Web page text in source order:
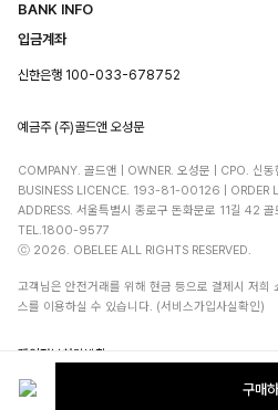
구매
BANK INFO
입금계좌
신한은행 100-033-678752
예금주 (주)골드앤 오성문
COMPANY. 골드앤 | OWNER. 오성문 | CPO. 신동
BUSINESS LICENCE. 193-81-00126 | ORDER
ADDRESS. 서울특별시 종로구 돈화문로 11길 42
TEL.1800-9577
ⓒ 2026. OBELEE ALL RIGHTS RESERVED.
고객님은 안전거래를 위해 현금 등으로 결제시 저희
스를 이용하실 수 있습니다. (서비스가입사실확인)
개인정보처리방침